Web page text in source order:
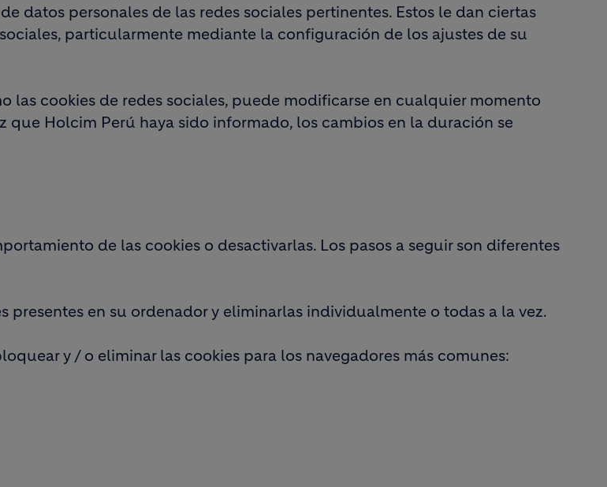
datos personales de las redes sociales pertinentes. Estos le dan ciertas
particularmente mediante la configuración de los ajustes de su
las cookies de redes sociales, puede modificarse en cualquier momento
Holcim Perú haya sido informado, los cambios en la duración se
de las cookies o desactivarlas. Los pasos a seguir son diferentes
presentes en su ordenador y eliminarlas individualmente o todas a la vez.
y / o eliminar las cookies para los navegadores más comunes: